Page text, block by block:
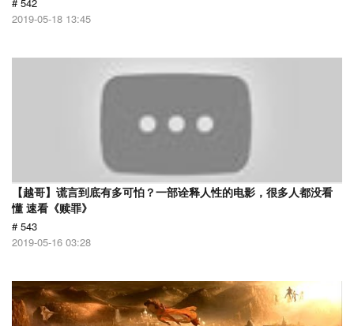
2019-05-18 13:45
【越哥】谎言到底有多可怕？一部诠释人性的电影，很多人都没看
懂 速看《赎罪》
# 543
2019-05-16 03:28